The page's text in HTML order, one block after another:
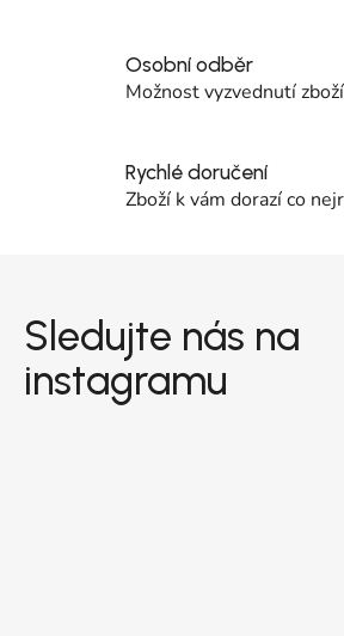
Osobní odběr
Možnost vyzvednutí
Rychlé doručení
Zboží k vám dorazí co
Sledujte nás na
instagramu